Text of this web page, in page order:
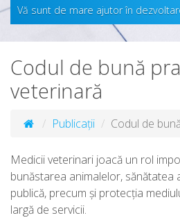
Vă sunt de mare ajutor în
Codul de bună
veterinară
Publicații Codul de
Medicii veterinari joacă un rol
bunăstarea animalelor, sănătatea
publică, precum şi protecţia
largă de servicii.